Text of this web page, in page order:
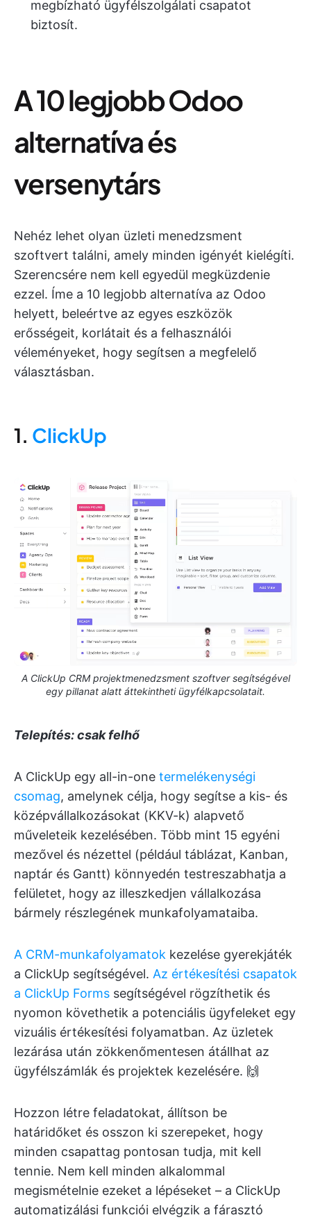
megbízható ügyfélszolgálati csapatot
biztosít.
A 10 legjobb Odoo
alternatíva és
versenytárs
Nehéz lehet olyan üzleti menedzsment
szoftvert találni, amely minden igényét kielégíti.
Szerencsére nem kell egyedül megküzdenie
ezzel. Íme a 10 legjobb alternatíva az Odoo
helyett, beleértve az egyes eszközök
erősségeit, korlátait és a felhasználói
véleményeket, hogy segítsen a megfelelő
választásban.
1. ClickUp
A ClickUp CRM projektmenedzsment szoftver segítségével
egy pillanat alatt áttekintheti ügyfélkapcsolatait.
Telepítés: csak felhő
A ClickUp egy all-in-one termelékenységi
csomag, amelynek célja, hogy segítse a kis- és
középvállalkozásokat (KKV-k) alapvető
műveleteik kezelésében. Több mint 15 egyéni
mezővel és nézettel (például táblázat, Kanban,
naptár és Gantt) könnyedén testreszabhatja a
felületet, hogy az illeszkedjen vállalkozása
bármely részlegének munkafolyamataiba.
A CRM-munkafolyamatok kezelése gyerekjáték
a ClickUp segítségével. Az értékesítési csapatok
a ClickUp Forms segítségével rögzíthetik és
nyomon követhetik a potenciális ügyfeleket egy
vizuális értékesítési folyamatban. Az üzletek
lezárása után zökkenőmentesen átállhat az
ügyfélszámlák és projektek kezelésére. 🙌
Hozzon létre feladatokat, állítson be
határidőket és osszon ki szerepeket, hogy
minden csapattag pontosan tudja, mit kell
tennie. Nem kell minden alkalommal
megismételnie ezeket a lépéseket – a ClickUp
automatizálási funkciói elvégzik a fárasztó